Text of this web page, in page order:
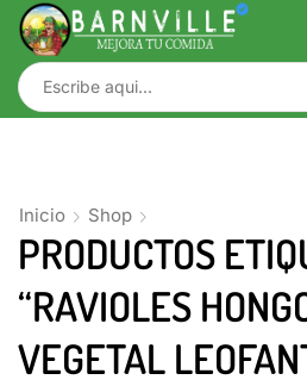
Inicio Shop
PRODUCTOS
“RAVIOLES
VEGETAL